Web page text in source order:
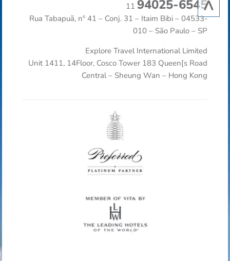
^
11 94025-6545
Rua Tabapuã, nº 41 – Conj. 31 – Itaim Bibi – 04533-
010 – São Paulo – SP
Explore Travel International Limited
Unit 1411, 14Floor, Cosco Tower 183 Queen[s Road
Central – Sheung Wan – Hong Kong